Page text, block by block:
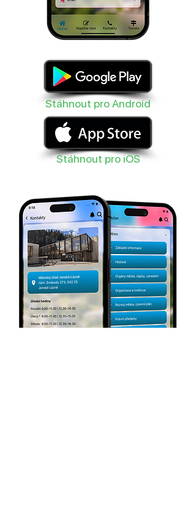
Stáhnout pro Android
Stáhnout pro iOS